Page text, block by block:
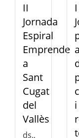
II
Jornada
Espiral
Emprende
a
Sant
Cugat
del
Vallès
ds.,
I
a
i